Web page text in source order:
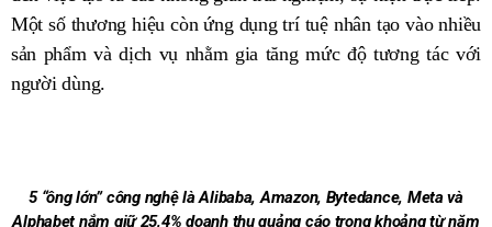
Một số thương hiệu còn ứng dụng trí tuệ nhân tạo vào nhiều
sản phẩm và dịch vụ nhằm gia tăng mức độ tương tác với
người dùng.
5 “ông lớn” công nghệ là Alibaba, Amazon, Bytedance, Meta và
Alphabet nắm giữ 25,4% doanh thu quảng cáo trong khoảng từ năm